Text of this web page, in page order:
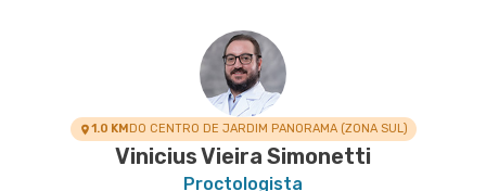
Rua Bras Cardoso nr. 677 Anexo 699 - Vila Nova
Rua Dona Veridiana nr. 311 - Vila Buarque, Sao
1.0 KMDO CENTRO DE JARDIM PANORAMA (ZONA SUL)
Vinicius Vieira Simonetti
Proctologista